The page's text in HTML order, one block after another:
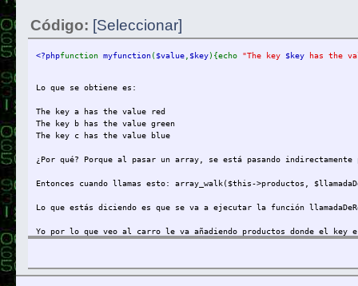
Código: [Seleccionar]
<?phpfunction myfunction($value, $key){echo "The key $key has the
Lo que se obtiene es:
The key a has the value red
The key b has the value green
The key c has the value blue
¿Por qué? Porque al pasar un array, se está pasando
Entonces cuando llamas esto: array_walk($this->productos,
Lo que estás diciendo es que se va a ejecutar la función
Yo por lo que veo al carro le va añadiendo productos donde el
$age = array("Peter"=>"35", "Ben"=>"37", "Joe"=>"43"); es un